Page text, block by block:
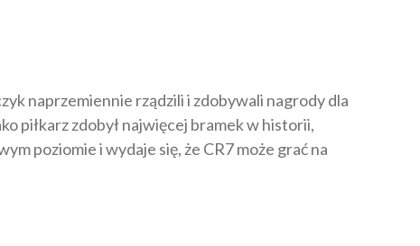
naprzemiennie rządzili i zdobywali nagrody dla
piłkarz zdobył najwięcej bramek w historii,
poziomie i wydaje się, że CR7 może grać na